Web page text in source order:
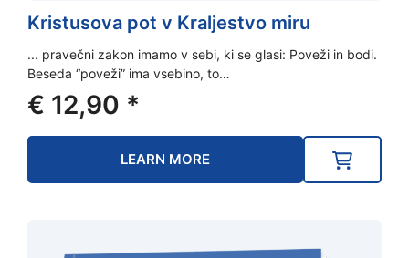
Kristusova pot v Kraljestvo miru
... pravečni zakon imamo v sebi, ki se glasi: Poveži in bodi.
Beseda “poveži” ima vsebino, to…
€ 12,90 *
LEARN MORE